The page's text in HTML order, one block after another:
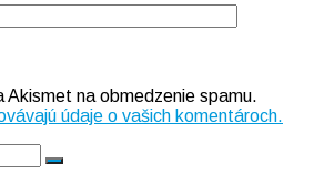
na obmedzenie spamu.
údaje o vašich komentároch.
Search